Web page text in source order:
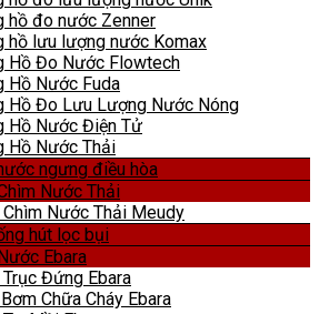
hồ đo nước Zenner
hồ lưu lượng nước Komax
Hồ Đo Nước Flowtech
Hồ Nước Fuda
Hồ Đo Lưu Lượng Nước Nóng
Hồ Nước Điện Tử
Hồ Nước Thải
ngưng điều hòa
Nước Thải
Chìm Nước Thải Meudy
hút lọc bụi
Ebara
Trục Đứng Ebara
Chữa Cháy Ebara